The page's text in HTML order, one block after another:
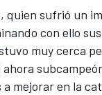
quien sufrió un
con ello
muy cerca
mejorar en la